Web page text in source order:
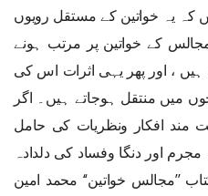
کہ یہ خواتین کے مستقل رویوں
کے خواتین پر مرتب ہونے
ہیں ، اور پھر یہی اثرات اس کی
میں منتقل ہوجاتے ہیں۔ اگر
مند افکار ونظریات کی حامل
اور دنگا وفساد کی دلدادہ
’’مجالس خواتین‘‘ محمد امین